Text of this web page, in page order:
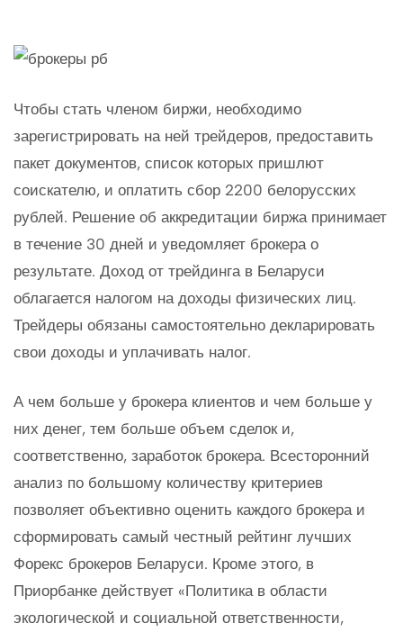
Чтобы стать членом биржи, необходимо
зарегистрировать на ней трейдеров, предоставить
пакет документов, список которых пришлют
соискателю, и оплатить сбор 2200 белорусских
рублей. Решение об аккредитации биржа принимает
в течение 30 дней и уведомляет брокера о
результате. Доход от трейдинга в Беларуси
облагается налогом на доходы физических лиц.
Трейдеры обязаны самостоятельно декларировать
свои доходы и уплачивать налог.
А чем больше у брокера клиентов и чем больше у
них денег, тем больше объем сделок и,
соответственно, заработок брокера. Всесторонний
анализ по большому количеству критериев
позволяет объективно оценить каждого брокера и
сформировать самый честный рейтинг лучших
Форекс брокеров Беларуси. Кроме этого, в
Приорбанке действует «Политика в области
экологической и социальной ответственности,